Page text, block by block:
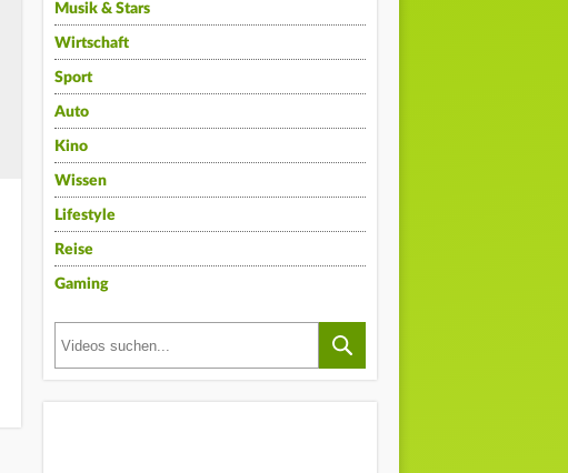
Musik & Stars
Wirtschaft
Sport
Auto
Kino
Wissen
Lifestyle
Reise
Gaming